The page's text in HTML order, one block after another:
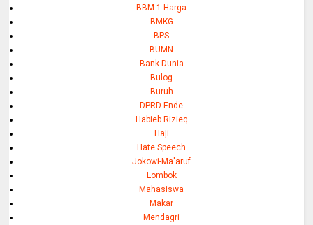
BBM 1 Harga
BMKG
BPS
BUMN
Bank Dunia
Bulog
Buruh
DPRD Ende
Habieb Rizieq
Haji
Hate Speech
Jokowi-Ma'aruf
Lombok
Mahasiswa
Makar
Mendagri